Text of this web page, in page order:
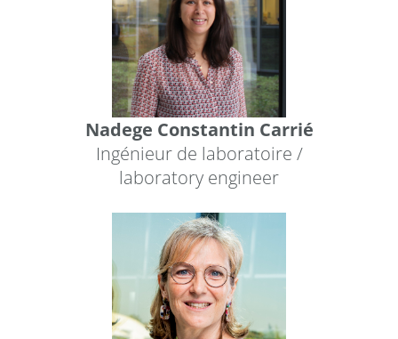
Nadege Constantin Carrié
Ingénieur de laboratoire /
laboratory engineer